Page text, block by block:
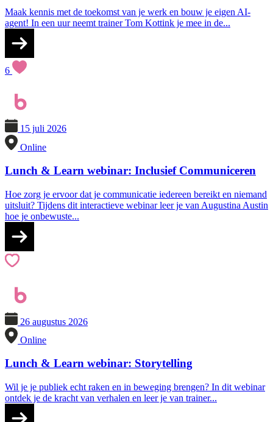
Maak kennis met de toekomst van je werk en bouw je eigen AI-
agent! In een uur neemt trainer Tom Kottink je mee in de...
6
15 juli 2026
Online
Lunch & Learn webinar: Inclusief Communiceren
Hoe zorg je ervoor dat je communicatie iedereen bereikt en niemand
uitsluit? Tijdens dit interactieve webinar leer je van Augustina Austin
hoe je onbewuste...
26 augustus 2026
Online
Lunch & Learn webinar: Storytelling
Wil je je publiek echt raken en in beweging brengen? In dit webinar
ontdek je de kracht van verhalen en leer je van trainer...